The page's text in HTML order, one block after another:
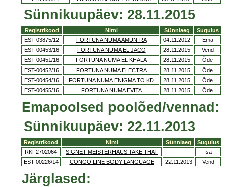
Sünnikuupäev: 28.11.2015
Registrikood Nimi Sünniaeg
Sugulus
EST-03875/12
FORTUNA NUMA AMUN-RA 04.11.2012
Ema
EST-00453/16
FORTUNA NUMA EL JACO 28.11.2015
Vend
EST-00451/16
FORTUNA NUMA EL KHALA 28.11.2015
Õde
EST-00452/16
FORTUNA NUMA ELECTRA 28.11.2015
Õde
EST-00454/16
FORTUNA NUMA ENIGMA TO KD 28.11.2015
Õde
EST-00455/16
FORTUNA NUMA EVITA 28.11.2015 Õde
Emapoolsed poolõed/vennad:
Sünnikuupäev: 22.11.2013
Registrikood Nimi Sünniaeg
Sugulus
RKF2702064
SIGNET MEISTERHAUS TAKE THAT -
Isa
EST-00226/14
CONGO LINE BODY LANGUAGE 22.11.2013 Vend
Järglased: